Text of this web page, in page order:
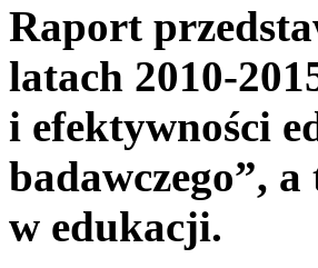
Raport
latach 2010-
i efektywności
badawczego”,
w edukacji.